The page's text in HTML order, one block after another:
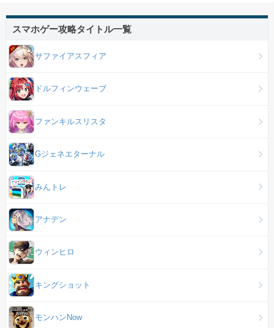
スマホゲー攻略タイトル一覧
サファイアスフィア
ドルフィンウェーブ
ファンキルスリスタ
Gジェネエターナル
みんトレ
アナデン
ウィンヒロ
キングショット
モンハンNow